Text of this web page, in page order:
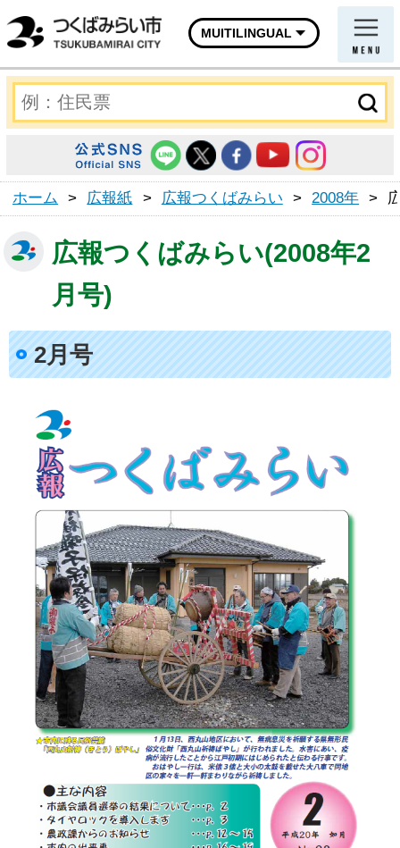
MUITILINGUAL
ホーム > 広報紙 > 広報つくばみらい > 2008年 >
広報つくばみらい(2008年2
月号)
2月号